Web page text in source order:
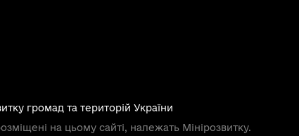
громад та територій України
на цьому сайті, належать Мінірозвитку.